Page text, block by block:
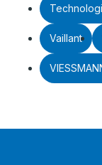
Vaillant